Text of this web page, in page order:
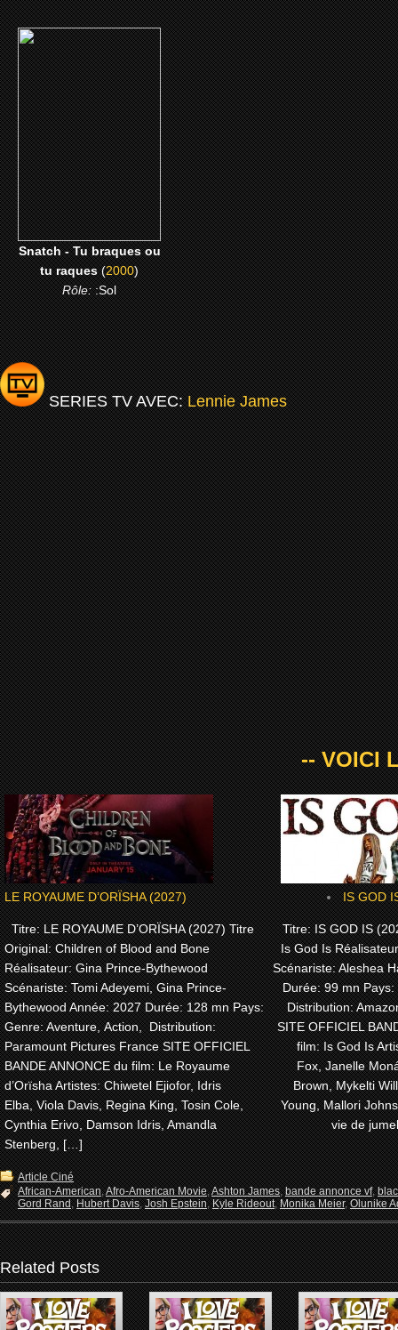
(2000)
Snatch - Tu braques ou
tu raques
CLICK ME
Snatch - Tu braques ou
tu raques(2000)
Rôle::Sol
SERIES TV AVEC:Lennie James
-- VOICI
LE ROYAUME D’ORÏSHA (2027)
Titre: LE ROYAUME D’ORÏSHA (2027) Titre
Original: Children of Blood and Bone
Réalisateur: Gina Prince-Bythewood
Scénariste: Tomi Adeyemi, Gina Prince-
Bythewood Année: 2027 Durée: 128 mn Pays:
Genre: Aventure, Action, Distribution:
Paramount Pictures France SITE OFFICIEL
BANDE ANNONCE du film: Le Royaume
d’Orïsha Artistes: Chiwetel Ejiofor, Idris
Elba, Viola Davis, Regina King, Tosin Cole,
Cynthia Erivo, Damson Idris, Amandla
Stenberg, […]
IS GOD
Titre: IS GOD IS
Is God Is
Scénariste: Aleshea
Durée: 99 mn
Distribution:
SITE OFFICIEL
film: Is God Is
Fox, Janelle
Brown, Mykelti
Young, Mallori
vie de
Article Ciné
African-American,Afro-American Movie,Ashton James,bande annonce vf,
Gord Rand,Hubert Davis,Josh Epstein,Kyle Rideout,Monika Meier,Olunike
Related Posts